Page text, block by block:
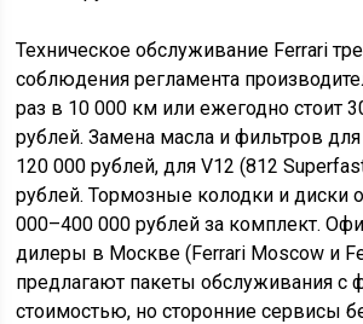
Техническое обслуживание Ferrari
соблюдения регламента
раз в 10 000 км или ежегодно стоит
рублей. Замена масла и фильтров
120 000 рублей, для V12 (812
рублей. Тормозные колодки и диски
000–400 000 рублей за комплект.
дилеры в Москве (Ferrari Moscow и
предлагают пакеты обслуживания с
стоимостью, но сторонние сервисы